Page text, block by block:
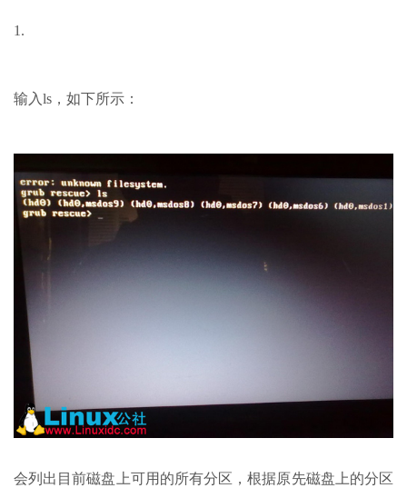
1.
输入ls，如下所示：
会列出目前磁盘上可用的所有分区，根据原先磁盘上的分区